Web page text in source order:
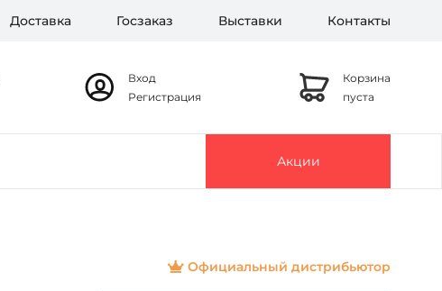
Доставка Госзаказ Выставки Контакты
Вход
Регистрация
Корзина
пуста
Акции
Официальный дистрибьютор